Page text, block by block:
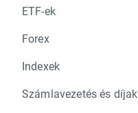
ETF-ek
Forex
Indexek
Számlavezetés és díjak